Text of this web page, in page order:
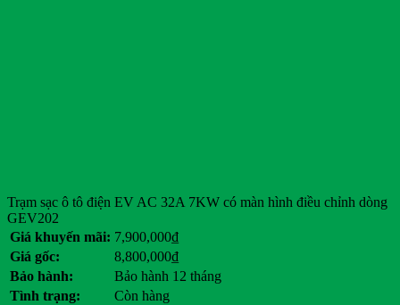
Trạm sạc ô tô điện EV AC 32A 7KW có màn hình điều chỉnh dòng
GEV202
Giá khuyến mãi: 7,900,000₫
Giá gốc:
8,800,000₫
Bảo hành:
Bảo hành 12 tháng
Tình trạng:
Còn hàng